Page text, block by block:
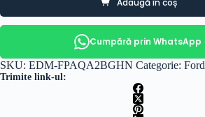
Adaugă în coș
Cumpără prin WhatsApp
SKU: EDM-FPAQA2BGHN Categorie: Ford
Trimite link-ul: